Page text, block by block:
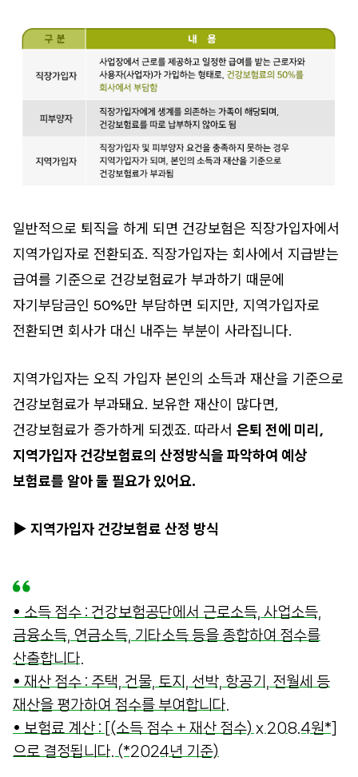
일반적으로 퇴직을 하게 되면 건강보험은 직장가입자에서
지역가입자로 전환되죠. 직장가입자는 회사에서 지급받는
급여를 기준으로 건강보험료가 부과하기 때문에
자기부담금인 50%만 부담하면 되지만, 지역가입자로
전환되면 회사가 대신 내주는 부분이 사라집니다.
지역가입자는 오직 가입자 본인의 소득과 재산을 기준으로
건강보험료가 부과돼요. 보유한 재산이 많다면,
건강보험료가 증가하게 되겠죠. 따라서 은퇴 전에 미리,
지역가입자 건강보험료의 산정방식을 파악하여 예상
보험료를 알아 둘 필요가 있어요.
▶ 지역가입자 건강보험료 산정 방식
• 소득 점수 : 건강보험공단에서 근로소득, 사업소득,
금융소득, 연금소득, 기타소득 등을 종합하여 점수를
산출합니다.
• 재산 점수 : 주택, 건물, 토지, 선박, 항공기, 전월세 등
재산을 평가하여 점수를 부여합니다.
• 보험료 계산 : [(소득 점수 + 재산 점수) x 208.4원*]
으로 결정됩니다. (*2024년 기준)